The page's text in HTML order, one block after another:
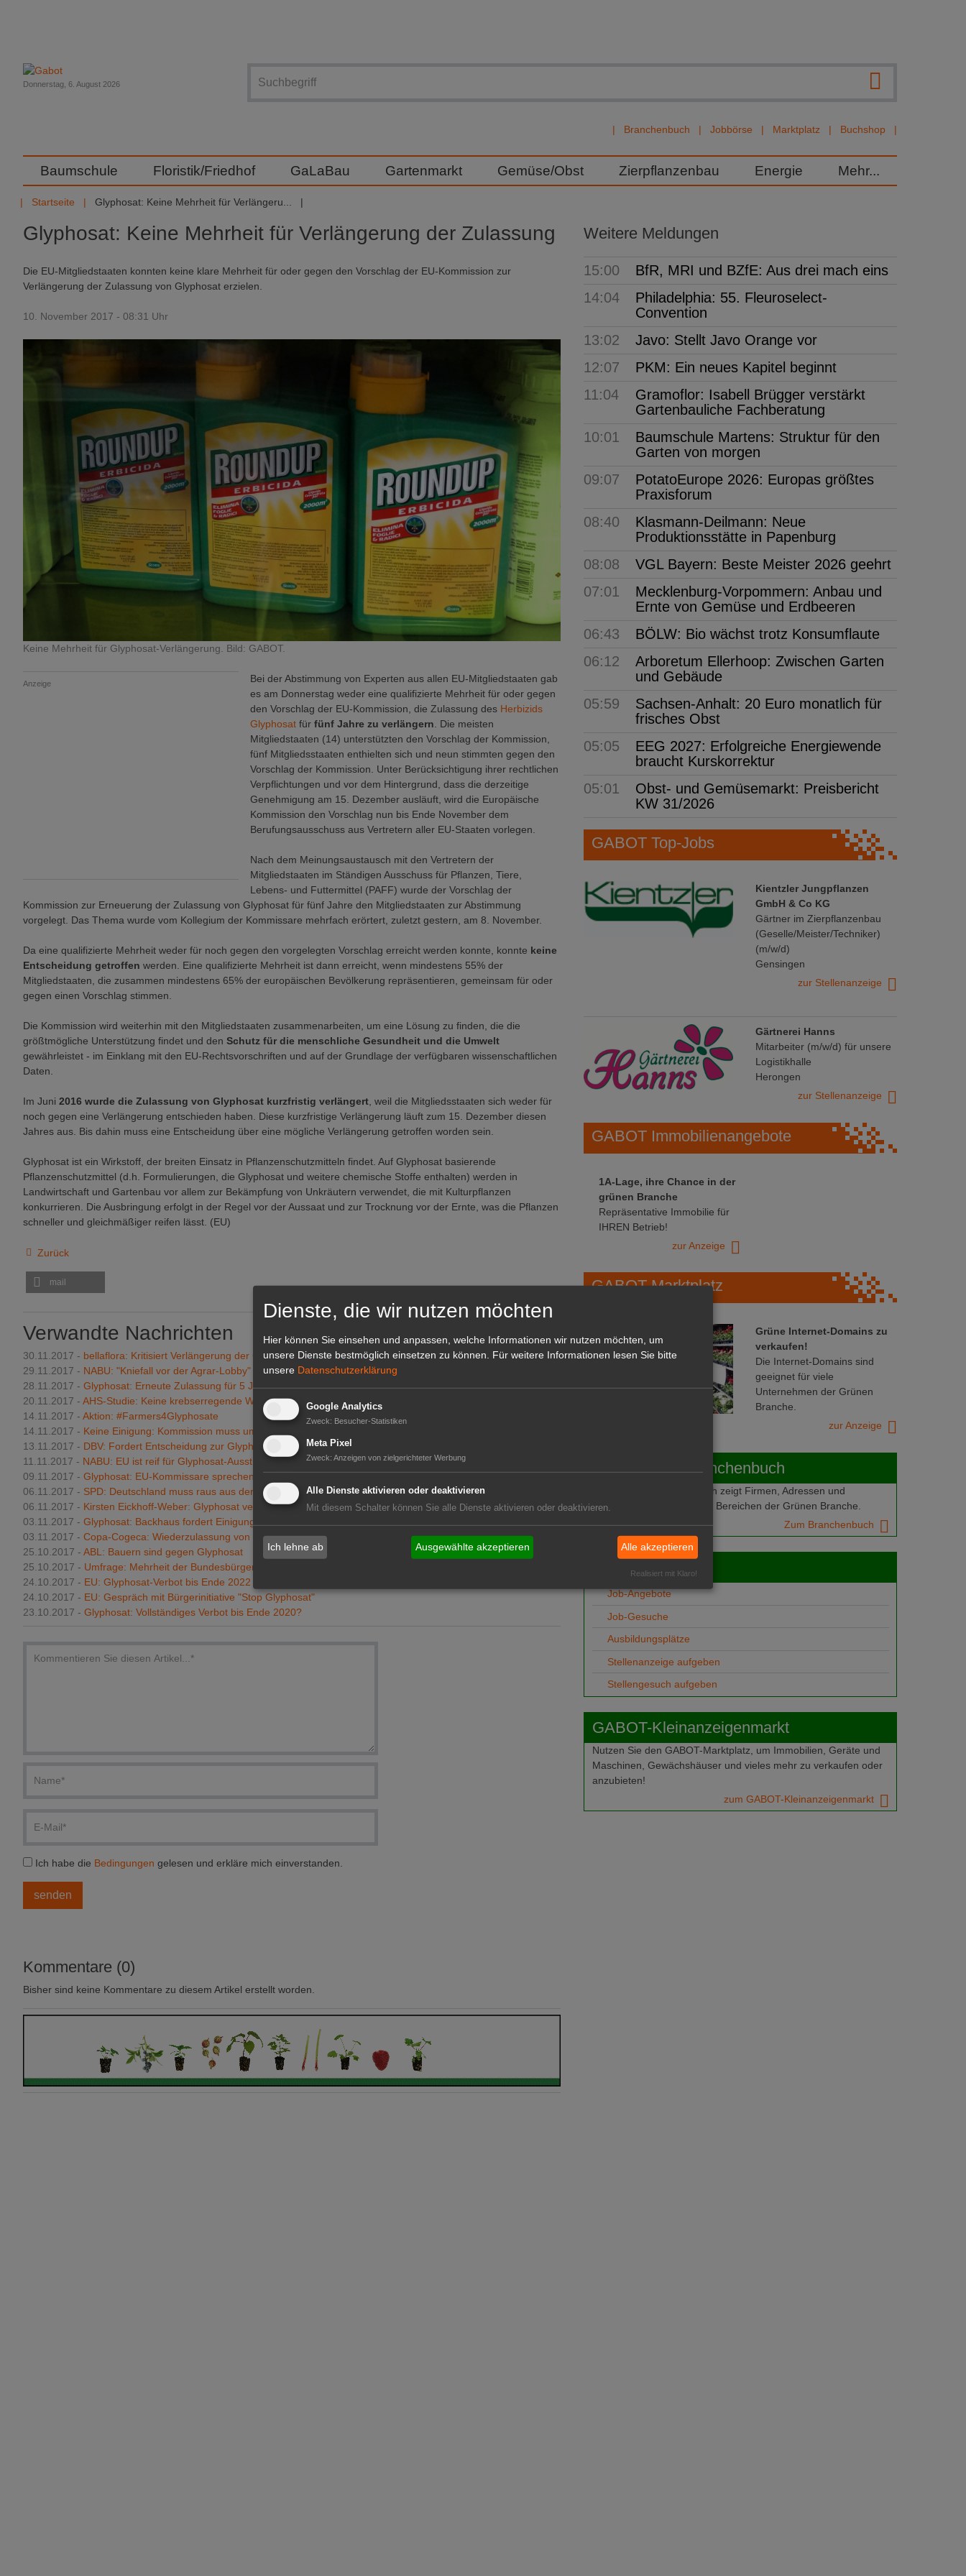
Branchenbuch Jobbörse Marktplatz Buchshop
Donnerstag, 6. August 2026
Baumschule Floristik/Friedhof GaLaBau Gartenmarkt Gemüse/Obst Zierpflanzenbau Energie Mehr...
Startseite Glyphosat: Keine Mehrheit für Verlängeru...
Glyphosat: Keine Mehrheit für Verlängerung der Zulassung
Die EU-Mitgliedstaaten konnten keine klare Mehrheit für oder gegen den Vorschlag der EU-Kommission zur
Verlängerung der Zulassung von Glyphosat erzielen.
10. November 2017 - 08:31 Uhr
Keine Mehrheit für Glyphosat-Verlängerung. Bild: GABOT.
Anzeige
Bei der Abstimmung von Experten aus allen EU-Mitgliedstaaten gab
es am Donnerstag weder eine qualifizierte Mehrheit für oder gegen
den Vorschlag der EU-Kommission, die Zulassung des Herbizids
Glyphosat für fünf Jahre zu verlängern . Die meisten
Mitgliedstaaten (14) unterstützten den Vorschlag der Kommission,
fünf Mitgliedsstaaten enthielten sich und neun stimmten gegen den
Vorschlag der Kommission. Unter Berücksichtigung ihrer rechtlichen
Verpflichtungen und vor dem Hintergrund, dass die derzeitige
Genehmigung am 15. Dezember ausläuft, wird die Europäische
Kommission den Vorschlag nun bis Ende November dem
Berufungsausschuss aus Vertretern aller EU-Staaten vorlegen.
Nach dem Meinungsaustausch mit den Vertretern der
Mitgliedstaaten im Ständigen Ausschuss für Pflanzen, Tiere,
Lebens- und Futtermittel (PAFF) wurde der Vorschlag der
Kommission zur Erneuerung der Zulassung von Glyphosat für fünf Jahre den Mitgliedstaaten zur Abstimmung
vorgelegt. Das Thema wurde vom Kollegium der Kommissare mehrfach erörtert, zuletzt gestern, am 8. November.
Da eine qualifizierte Mehrheit weder für noch gegen den vorgelegten Vorschlag erreicht werden konnte, konnte keine
Entscheidung getroffen werden. Eine qualifizierte Mehrheit ist dann erreicht, wenn mindestens 55% der
Mitgliedstaaten, die zusammen mindestens 65% der europäischen Bevölkerung repräsentieren, gemeinsam für oder
gegen einen Vorschlag stimmen.
Die Kommission wird weiterhin mit den Mitgliedstaaten zusammenarbeiten, um eine Lösung zu finden, die die
größtmögliche Unterstützung findet und den Schutz für die menschliche Gesundheit und die Umwelt
gewährleistet - im Einklang mit den EU-Rechtsvorschriften und auf der Grundlage der verfügbaren wissenschaftlichen
Daten.
Im Juni 2016 wurde die Zulassung von Glyphosat kurzfristig verlängert , weil die Mitgliedsstaaten sich weder für
noch gegen eine Verlängerung entschieden haben. Diese kurzfristige Verlängerung läuft zum 15. Dezember diesen
Jahres aus. Bis dahin muss eine Entscheidung über eine mögliche Verlängerung getroffen worden sein.
Glyphosat ist ein Wirkstoff, der breiten Einsatz in Pflanzenschutzmitteln findet. Auf Glyphosat basierende
Pflanzenschutzmittel (d.h. Formulierungen, die Glyphosat und weitere chemische Stoffe enthalten) werden in
Landwirtschaft und Gartenbau vor allem zur Bekämpfung von Unkräutern verwendet, die mit Kulturpflanzen
konkurrieren. Die Ausbringung erfolgt in der Regel vor der Aussaat und zur Trocknung vor der Ernte, was die Pflanzen
schneller und gleichmäßiger reifen lässt. (EU)
Zurück
mail
Verwandte Nachrichten
30.11.2017 - bellaflora: Kritisiert Verlängerung der Glyphosat-Zulassung
29.11.2017 - NABU: "Kniefall vor der Agrar-Lobby"
28.11.2017 - Glyphosat: Erneute Zulassung für 5 Jahre
20.11.2017 - AHS-Studie: Keine krebserregende Wirkung von Glyphosat
14.11.2017 - Aktion: #Farmers4Glyphosate
14.11.2017 - Keine Einigung: Kommission muss umgehend handeln
13.11.2017 - DBV: Fordert Entscheidung zur Glyphosat-Zulassung
11.11.2017 - NABU: EU ist reif für Glyphosat-Ausstieg
09.11.2017 - Glyphosat: EU-Kommissare sprechen über Zulassung
06.11.2017 - SPD: Deutschland muss raus aus der Glyphosatanwendung
06.11.2017 - Kirsten Eickhoff-Weber: Glyphosat verbieten
03.11.2017 - Glyphosat: Backhaus fordert Einigung
03.11.2017 - Copa-Cogeca: Wiederzulassung von Glyphosat inakzeptabel
25.10.2017 - ABL: Bauern sind gegen Glyphosat
25.10.2017 - Umfrage: Mehrheit der Bundesbürger für Glyphosat-Ausstieg
24.10.2017 - EU: Glyphosat-Verbot bis Ende 2022
24.10.2017 - EU: Gespräch mit Bürgerinitiative "Stop Glyphosat"
23.10.2017 - Glyphosat: Vollständiges Verbot bis Ende 2020?
Ich habe die Bedingungen gelesen und erkläre mich einverstanden.
Kommentare (0)
Bisher sind keine Kommentare zu diesem Artikel erstellt worden.
Weitere Meldungen
15:00
BfR, MRI und BZfE: Aus drei mach eins
14:04
Philadelphia: 55. Fleuroselect-
Convention
13:02
Javo: Stellt Javo Orange vor
12:07
PKM: Ein neues Kapitel beginnt
11:04
Gramoflor: Isabell Brügger verstärkt
Gartenbauliche Fachberatung
10:01
Baumschule Martens: Struktur für den
Garten von morgen
09:07
PotatoEurope 2026: Europas größtes
Praxisforum
08:40
Klasmann-Deilmann: Neue
Produktionsstätte in Papenburg
08:08
VGL Bayern: Beste Meister 2026 geehrt
07:01
Mecklenburg-Vorpommern: Anbau und
Ernte von Gemüse und Erdbeeren
06:43
BÖLW: Bio wächst trotz Konsumflaute
06:12
Arboretum Ellerhoop: Zwischen Garten
und Gebäude
05:59
Sachsen-Anhalt: 20 Euro monatlich für
frisches Obst
05:05
EEG 2027: Erfolgreiche Energiewende
braucht Kurskorrektur
05:01
Obst- und Gemüsemarkt: Preisbericht
KW 31/2026
GABOT Top-Jobs
Kientzler Jungpflanzen
GmbH & Co KG
Gärtner im Zierpflanzenbau
(Geselle/Meister/Techniker)
(m/w/d)
Gensingen
zur Stellenanzeige
Gärtnerei Hanns
Mitarbeiter (m/w/d) für unsere
Logistikhalle
Herongen
zur Stellenanzeige
GABOT Immobilienangebote
1A-Lage, ihre Chance in der
grünen Branche
Repräsentative Immobilie für
IHREN Betrieb!
zur Anzeige
GABOT Marktplatz
Grüne Internet-Domains zu
verkaufen!
Die Internet-Domains sind
geeignet für viele
Unternehmen der Grünen
Branche.
zur Anzeige
Das GABOT-Branchenbuch
Das GABOT-Branchenbuch zeigt Firmen, Adressen und
Telefonnummern aus allen Bereichen der Grünen Branche.
Zum Branchenbuch
GABOT jobs
Job-Angebote
Job-Gesuche
Ausbildungsplätze
Stellenanzeige aufgeben
Stellengesuch aufgeben
GABOT-Kleinanzeigenmarkt
Nutzen Sie den GABOT-Marktplatz, um Immobilien, Geräte und
Maschinen, Gewächshäuser und vieles mehr zu verkaufen oder
anzubieten!
zum GABOT-Kleinanzeigenmarkt
Dienste, die wir nutzen möchten
Hier können Sie einsehen und anpassen, welche Informationen wir nutzen möchten, um
unsere Dienste bestmöglich einsetzen zu können.
Für weitere Informationen lesen Sie bitte
unsere Datenschutzerklärung
Google Analytics
Zweck: Besucher-Statistiken
Meta Pixel
Zweck: Anzeigen von zielgerichteter Werbung
Alle Dienste aktivieren oder deaktivieren
Mit diesem Schalter können Sie alle Dienste aktivieren oder deaktivieren.
Ich lehne ab Ausgewählte akzeptieren Alle akzeptieren
Realisiert mit Klaro!